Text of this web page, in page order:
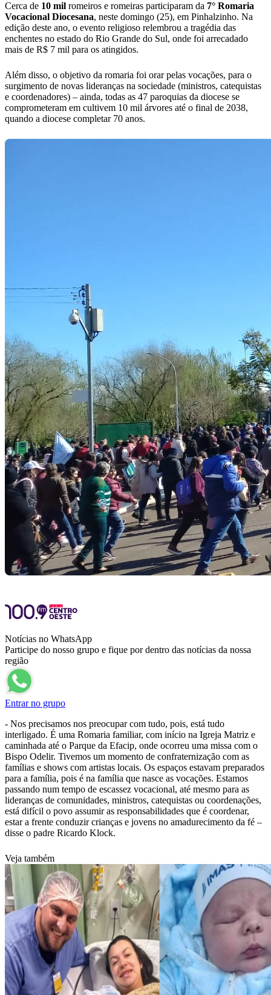
Cerca de 10 mil romeiros e romeiras participaram da 7° Romaria
Vocacional Diocesana, neste domingo (25), em Pinhalzinho. Na
edição deste ano, o evento religioso relembrou a tragédia das
enchentes no estado do Rio Grande do Sul, onde foi arrecadado
mais de R$ 7 mil para os atingidos.
Além disso, o objetivo da romaria foi orar pelas vocações, para o
surgimento de novas lideranças na sociedade (ministros, catequistas
e coordenadores) – ainda, todas as 47 paroquias da diocese se
comprometeram em cultivem 10 mil árvores até o final de 2038,
quando a diocese completar 70 anos.
Notícias no WhatsApp
Participe do nosso grupo e fique por dentro das notícias da nossa
região
Entrar no grupo
- Nos precisamos nos preocupar com tudo, pois, está tudo
interligado. É uma Romaria familiar, com início na Igreja Matriz e
caminhada até o Parque da Efacip, onde ocorreu uma missa com o
Bispo Odelir. Tivemos um momento de confraternização com as
famílias e shows com artistas locais. Os espaços estavam preparados
para a família, pois é na família que nasce as vocações. Estamos
passando num tempo de escassez vocacional, até mesmo para as
lideranças de comunidades, ministros, catequistas ou coordenações,
está difícil o povo assumir as responsabilidades que é coordenar,
estar a frente conduzir crianças e jovens no amadurecimento da fé –
disse o padre Ricardo Klock.
Veja também